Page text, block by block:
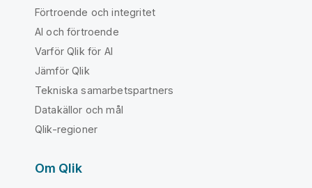
Förtroende och integritet
AI och förtroende
Varför Qlik för AI
Jämför Qlik
Tekniska samarbetspartners
Datakällor och mål
Qlik-regioner
Om Qlik